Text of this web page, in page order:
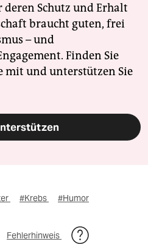
Schutz und Erhalt
braucht guten, frei
– und
Finden Sie
mit und unterstützen Sie
#Krebs #Humor
Fehlerhinweis